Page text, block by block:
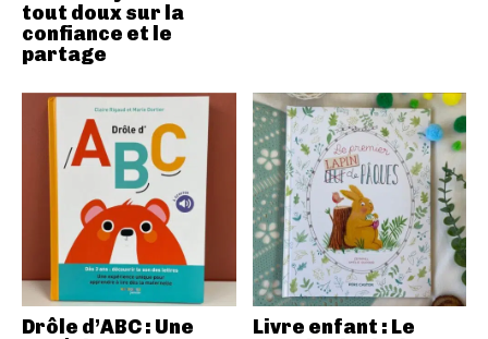
tout doux sur la
confiance et le
partage
Drôle d’ABC : Une
Livre enfant : Le